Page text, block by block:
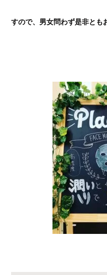
すので、男女問わず是非とも